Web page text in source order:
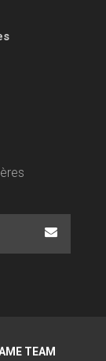
TEAM